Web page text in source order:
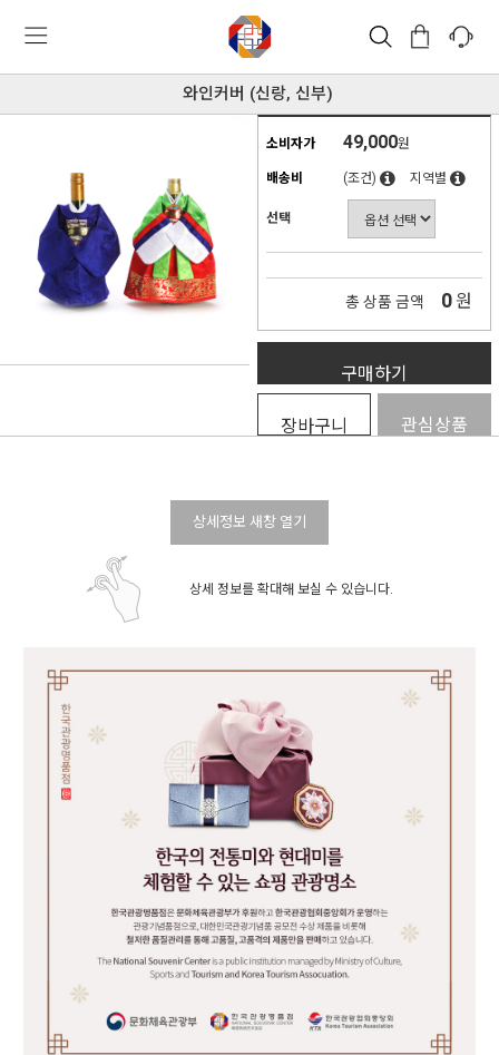
와인커버 (신랑, 신부)
소비자가 49,000원
배송비 (조건) 지역별
선택
총 상품 금액 0 원
구매하기
장바구니 관심상품
상세정보 새창 열기
상세 정보를 확대해 보실 수 있습니다.